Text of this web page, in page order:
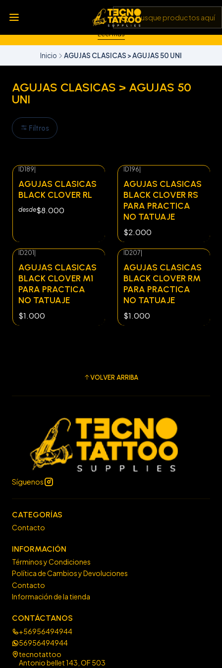
💥 Insumos, máquinas y tecnología de punta 💻 Todo lo que
necesitas para llevar tu arte al siguiente nivel 🎨 Calidad garantizada
Leer más
Inicio AGUJAS CLASICAS > AGUJAS 50 UNI
AGUJAS CLASICAS > AGUJAS 50
UNI
Filtros
ID189|
AGUJAS CLASICAS
BLACK CLOVER RL
desde$8.000
ID196|
AGUJAS CLASICAS
BLACK CLOVER RS
PARA PRACTICA
NO TATUAJE
$2.000
ID201
AGUJAS CLASICAS
BLACK CLOVER M1
PARA PRACTICA
NO TATUAJE
$1.000
ID207
AGUJAS CLASICAS
BLACK CLOVER RM
PARA PRACTICA
NO TATUAJE
$1.000
VOLVER ARRIBA
Síguenos
CATEGORÍAS
Contacto
INFORMACIÓN
Términos y Condiciones
Política de Cambios y Devoluciones
Contacto
Información de la tienda
CONTÁCTANOS
+56956494944
56956494944
tecnotattoo
Antonio bellet 143, OF 503